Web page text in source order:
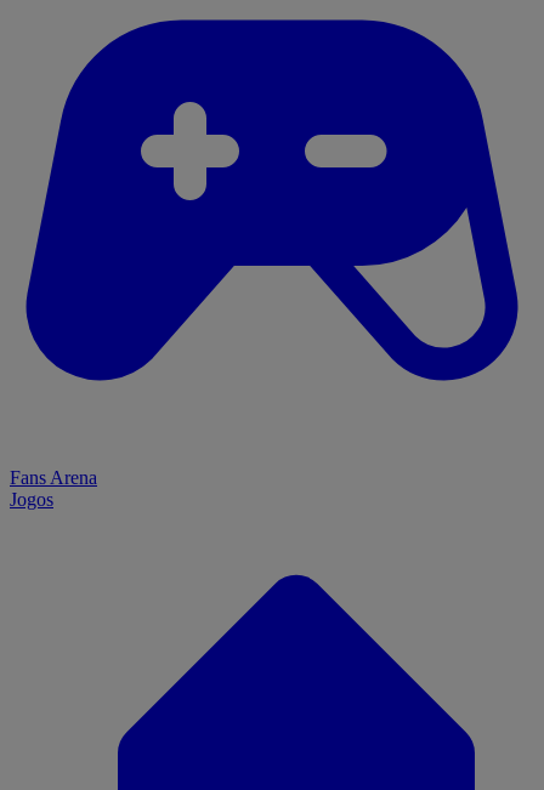
Fans Arena
Jogos